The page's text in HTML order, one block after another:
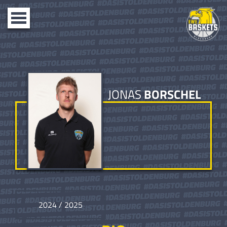
Toggle
navigation
JONASBORSCHEL
2024 / 2025